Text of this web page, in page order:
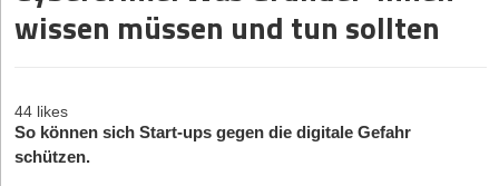
wissen müssen und tun sollten
44 likes
So können sich Start-ups gegen die digitale Gefahr
schützen.